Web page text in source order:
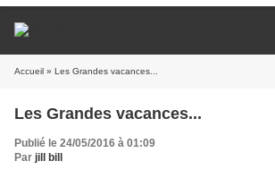
Accueil » Les Grandes vacances...
Les Grandes vacances...
Publié le 24/05/2016 à 01:09
Par jill bill